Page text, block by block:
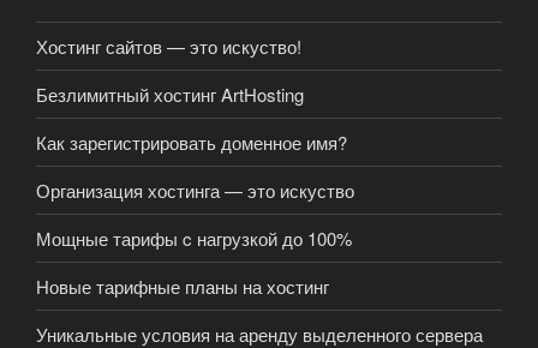
Хостинг сайтов — это искуство!
Безлимитный хостинг ArtHosting
Как зарегистрировать доменное имя?
Организация хостинга — это искуство
Мощные тарифы c нагрузкой до 100%
Новые тарифные планы на хостинг
Уникальные условия на аренду выделенного сервера